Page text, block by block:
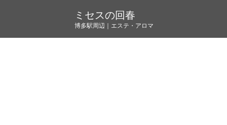
ミセスの回春
博多駅周辺｜エステ・アロマ